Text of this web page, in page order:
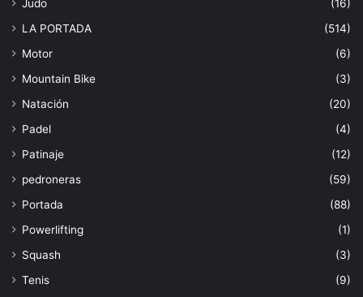
Judo
(16)
LA PORTADA
(514)
Motor
(6)
Mountain Bike
(3)
Natación
(20)
Padel
(4)
Patinaje
(12)
pedroneras
(59)
Portada
(88)
Powerlifting
(1)
Squash
(3)
Tenis
(9)